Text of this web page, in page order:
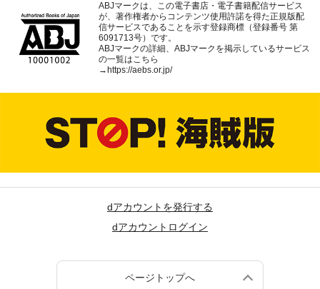
ABJマークは、この電子書店・電子書籍配信サービス
が、著作権者からコンテンツ使用許諾を得た正規版配
信サービスであることを示す登録商標（登録番号 第
6091713号）です。
ABJマークの詳細、ABJマークを掲示しているサービス
の一覧はこちら
→ https://aebs.or.jp/
dアカウントを発行する
dアカウントログイン
ページトップへ